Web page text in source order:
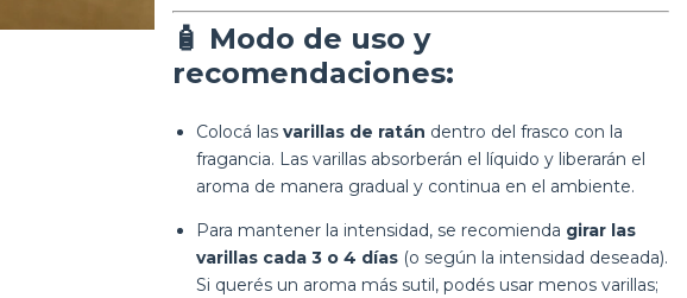
🧴 Modo de uso y
recomendaciones:
Colocá las varillas de ratán dentro del frasco con la
fragancia. Las varillas absorberán el líquido y liberarán el
aroma de manera gradual y continua en el ambiente.
Para mantener la intensidad, se recomienda girar las
varillas cada 3 o 4 días (o según la intensidad deseada).
Si querés un aroma más sutil, podés usar menos varillas;